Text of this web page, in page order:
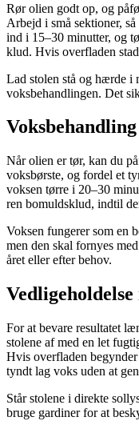
Rør olien godt op, og
Arbejd i små sektioner,
ind i 15–30 minutter, og
klud. Hvis overfladen
Lad stolen stå og hærde i
voksbehandlingen. Det
Når olien er tør, kan du
voksbørste, og fordel et
voksen tørre i 20–30
ren bomuldsklud, indtil
Voksen fungerer som en
men den skal fornyes
året eller efter behov.
For at bevare resultatet
stolene af med en let
Hvis overfladen
tyndt lag voks uden at
Står stolene i direkte
bruge gardiner for at